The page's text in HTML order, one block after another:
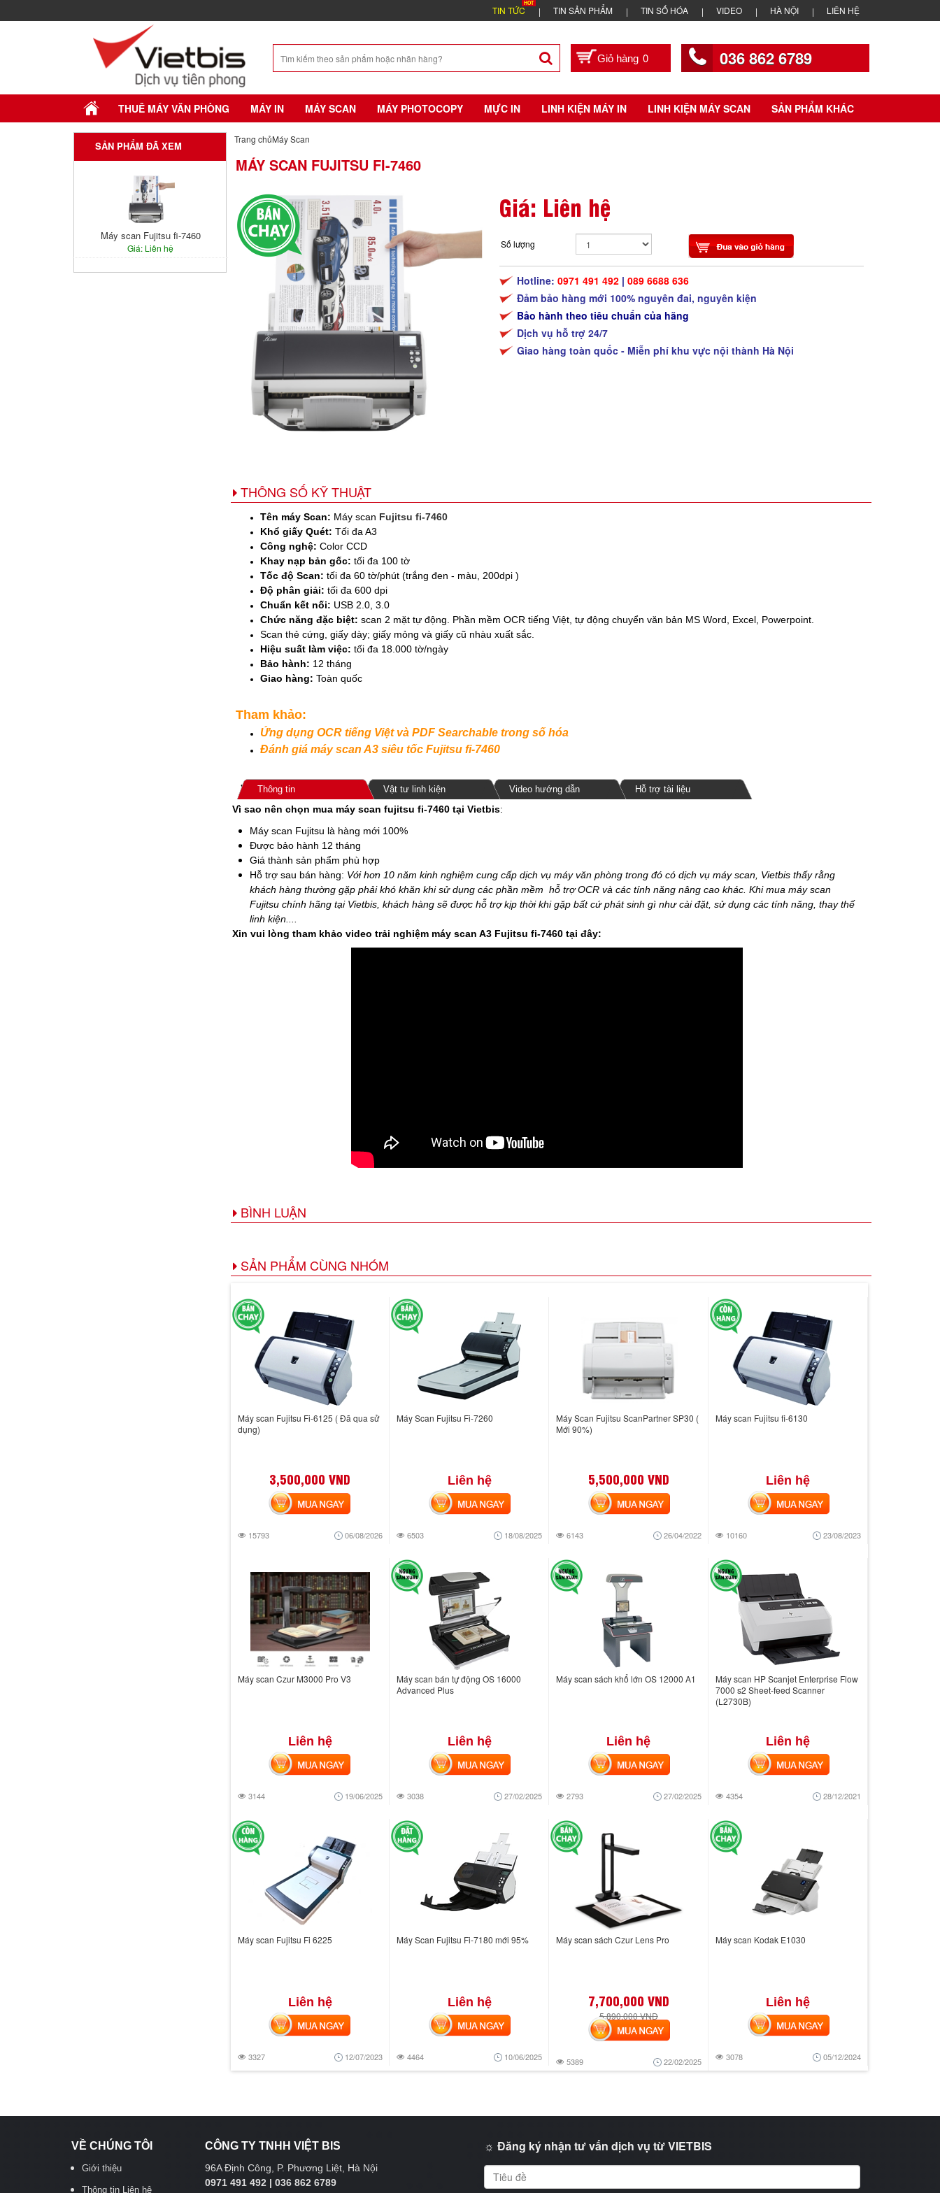
TIN TỨC TIN SẢN PHẨM TIN SỐ HÓA VIDEO HÀ NỘI LIÊN HỆ
0 036 862 6789
THUÊ MÁY VĂN PHÒNG MÁY IN MÁY SCAN MÁY PHOTOCOPY MỰC IN LINH KIỆN MÁY IN LINH KIỆN MÁY SCAN SẢN PHẨM KHÁC
SẢN PHẨM ĐÃ XEM
Máy scan Fujitsu fi-7460
Giá: Liên hệ
Trang chủMáy Scan
MÁY SCAN FUJITSU FI-7460
Giá: Liên hệ
Số lượng
Hotline:0971 491 492 |089 6688 636
Đảm bảo hàng mới 100% nguyên đai, nguyên kiện
Bảo hành theo tiêu chuẩn của hãng
Dịch vụ hỗ trợ 24/7
Giao hàng toàn quốc - Miễn phí khu vực nội thành Hà Nội
THÔNG SỐ KỸ THUẬT
Tên máy Scan: Máy scan Fujitsu fi-7460
Khổ giấy Quét: Tối đa A3
Công nghệ: Color CCD
Khay nạp bản gốc: tối đa 100 tờ
Tốc độ Scan: tối đa 60 tờ/phút (trắng đen - màu, 200dpi )
Độ phân giải: tối đa 600 dpi
Chuẩn kết nối: USB 2.0, 3.0
Chức năng đặc biệt: scan 2 mặt tự động. Phần mềm OCR tiếng Việt, tự động chuyển văn bản MS Word, Excel, Powerpoint.
Scan thẻ cứng, giấy dày; giấy mỏng và giấy cũ nhàu xuất sắc.
Hiệu suất làm việc: tối đa 18.000 tờ/ngày
Bảo hành: 12 tháng
Giao hàng: Toàn quốc
Tham khảo:
Ứng dụng OCR tiếng Việt và PDF Searchable trong số hóa
Đánh giá máy scan A3 siêu tốc Fujitsu fi-7460
Thông tin Vật tư linh kiện Video hướng dẫn Hỗ trợ tài liệu
Vì sao nên chọn mua máy scan fujitsu fi-7460 tại Vietbis:
Máy scan Fujitsu là hàng mới 100%
Được bảo hành 12 tháng
Giá thành sản phẩm phù hợp
Hỗ trợ sau bán hàng: Với hơn 10 năm kinh nghiệm cung cấp dịch vụ máy văn phòng trong đó có dịch vụ máy scan, Vietbis thấy rằng
khách hàng thường gặp phải khó khăn khi sử dụng các phần mềm hỗ trợ OCR và các tính năng nâng cao khác. Khi mua máy scan
Fujitsu chính hãng tại Vietbis, khách hàng sẽ được hỗ trợ kịp thời khi gặp bất cứ phát sinh gì như cài đặt, sử dụng các tính năng, thay thế
linh kiện....
Xin vui lòng tham khảo video trải nghiệm máy scan A3 Fujitsu fi-7460 tại đây:
BÌNH LUẬN
SẢN PHẨM CÙNG NHÓM
Máy scan Fujitsu Fi-6125 ( Đã qua sử
dụng)
3,500,000 VND
15793 06/08/2026
MUA NGAY
Máy Scan Fujitsu Fi-7260
Liên hệ
6503 18/08/2025
MUA NGAY
Máy Scan Fujitsu ScanPartner SP30 (
Mới 90%)
5,500,000 VND
6143 26/04/2022
MUA NGAY
Máy scan Fujitsu fi-6130
Liên hệ
10160 23/08/2023
MUA NGAY
Máy scan Czur M3000 Pro V3
Liên hệ
3144 19/06/2025
MUA NGAY
Máy scan bán tự động OS 16000
Advanced Plus
Liên hệ
3038 27/02/2025
MUA NGAY
Máy scan sách khổ lớn OS 12000 A1
Liên hệ
2793 27/02/2025
MUA NGAY
Máy scan HP Scanjet Enterprise Flow
7000 s2 Sheet-feed Scanner
(L2730B)
Liên hệ
4354 28/12/2021
MUA NGAY
Máy scan Fujitsu Fi 6225
Liên hệ
3327 12/07/2023
MUA NGAY
Máy Scan Fujitsu Fi-7180 mới 95%
Liên hệ
4464 10/06/2025
MUA NGAY
Máy scan sách Czur Lens Pro
7,700,000 VND
5,890,000 VND
5389 22/02/2025
MUA NGAY
Máy scan Kodak E1030
Liên hệ
3078 05/12/2024
MUA NGAY
VỀ CHÚNG TÔI
Giới thiệu
Thông tin Liên hệ
CÔNG TY TNHH VIỆT BIS
96A Định Công, P. Phương Liệt, Hà Nội
0971 491 492 | 036 862 6789
☼ Đăng ký nhận tư vấn dịch vụ từ VIETBIS